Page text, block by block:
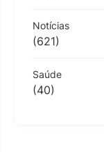
Notícias
(621)
Saúde
(40)